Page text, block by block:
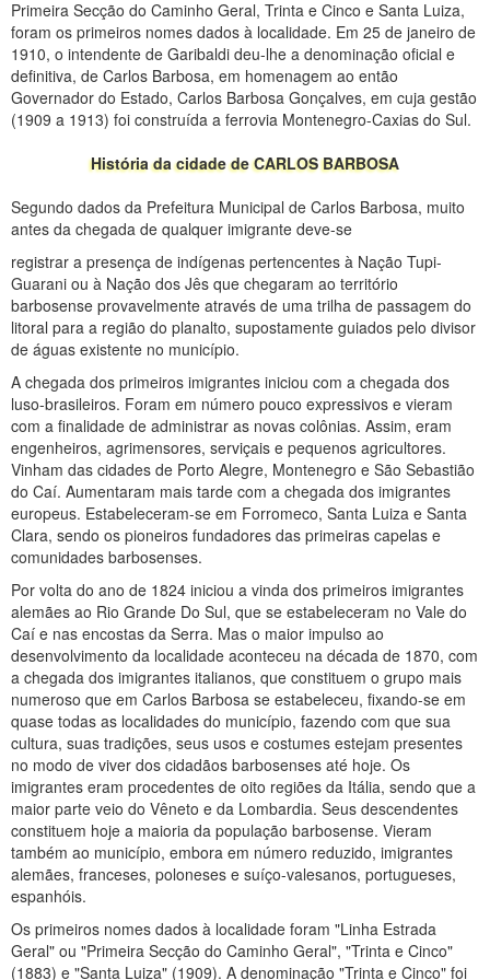
Primeira Secção do Caminho Geral, Trinta e Cinco e Santa Luiza,
foram os primeiros nomes dados à localidade. Em 25 de janeiro de
1910, o intendente de Garibaldi deu-lhe a denominação oficial e
definitiva, de Carlos Barbosa, em homenagem ao então
Governador do Estado, Carlos Barbosa Gonçalves, em cuja gestão
(1909 a 1913) foi construída a ferrovia Montenegro-Caxias do Sul.
História da cidade de CARLOS BARBOSA
Segundo dados da Prefeitura Municipal de Carlos Barbosa, muito
antes da chegada de qualquer imigrante deve-se
registrar a presença de indígenas pertencentes à Nação Tupi-
Guarani ou à Nação dos Jês que chegaram ao território
barbosense provavelmente através de uma trilha de passagem do
litoral para a região do planalto, supostamente guiados pelo divisor
de águas existente no município.
A chegada dos primeiros imigrantes iniciou com a chegada dos
luso-brasileiros. Foram em número pouco expressivos e vieram
com a finalidade de administrar as novas colônias. Assim, eram
engenheiros, agrimensores, serviçais e pequenos agricultores.
Vinham das cidades de Porto Alegre, Montenegro e São Sebastião
do Caí. Aumentaram mais tarde com a chegada dos imigrantes
europeus. Estabeleceram-se em Forromeco, Santa Luiza e Santa
Clara, sendo os pioneiros fundadores das primeiras capelas e
comunidades barbosenses.
Por volta do ano de 1824 iniciou a vinda dos primeiros imigrantes
alemães ao Rio Grande Do Sul, que se estabeleceram no Vale do
Caí e nas encostas da Serra. Mas o maior impulso ao
desenvolvimento da localidade aconteceu na década de 1870, com
a chegada dos imigrantes italianos, que constituem o grupo mais
numeroso que em Carlos Barbosa se estabeleceu, fixando-se em
quase todas as localidades do município, fazendo com que sua
cultura, suas tradições, seus usos e costumes estejam presentes
no modo de viver dos cidadãos barbosenses até hoje. Os
imigrantes eram procedentes de oito regiões da Itália, sendo que a
maior parte veio do Vêneto e da Lombardia. Seus descendentes
constituem hoje a maioria da população barbosense. Vieram
também ao município, embora em número reduzido, imigrantes
alemães, franceses, poloneses e suíço-valesanos, portugueses,
espanhóis.
Os primeiros nomes dados à localidade foram "Linha Estrada
Geral" ou "Primeira Secção do Caminho Geral", "Trinta e Cinco"
(1883) e "Santa Luiza" (1909). A denominação "Trinta e Cinco" foi